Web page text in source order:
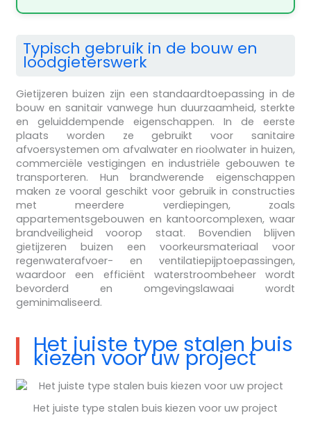
Typisch gebruik in de bouw en
loodgieterswerk
Gietijzeren buizen zijn een standaardtoepassing in de
bouw en sanitair vanwege hun duurzaamheid, sterkte
en geluiddempende eigenschappen. In de eerste
plaats worden ze gebruikt voor sanitaire
afvoersystemen om afvalwater en rioolwater in huizen,
commerciële vestigingen en industriële gebouwen te
transporteren. Hun brandwerende eigenschappen
maken ze vooral geschikt voor gebruik in constructies
met meerdere verdiepingen, zoals
appartementsgebouwen en kantoorcomplexen, waar
brandveiligheid voorop staat. Bovendien blijven
gietijzeren buizen een voorkeursmateriaal voor
regenwaterafvoer- en ventilatiepijptoepassingen,
waardoor een efficiënt waterstroombeheer wordt
bevorderd en omgevingslawaai wordt
geminimaliseerd.
Het juiste type stalen buis
kiezen voor uw project
Het juiste type stalen buis kiezen voor uw project